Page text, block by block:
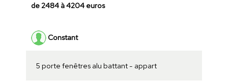
de 2484 à 4204 euros
Constant
5 porte fenêtres alu battant - appart